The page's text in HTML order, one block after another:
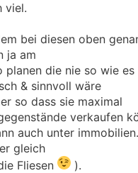
viel.
bei diesen oben
ja am
planen die nie so wie es
& sinnvoll wäre
so dass sie maximal
verkaufen
auch unter
gleich
Fliesen
).